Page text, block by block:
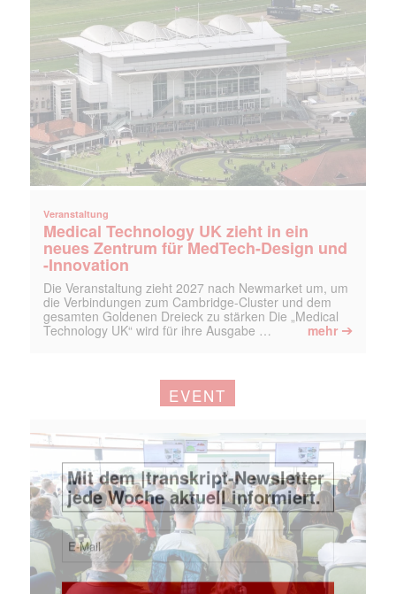
Veranstaltung
Medical Technology UK zieht in ein
neues Zentrum für MedTech-Design und
-Innovation
Die Veranstaltung zieht 2027 nach Newmarket um, um
die Verbindungen zum Cambridge-Cluster und dem
gesamten Goldenen Dreieck zu stärken Die „Medical
Technology UK“ wird für ihre Ausgabe …
mehr ➔
EVENT